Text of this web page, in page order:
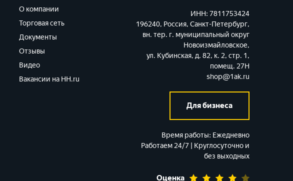
О компании
Торговая сеть
Документы
Отзывы
Видео
Вакансии на HH.ru
ИНН: 7811753424
196240, Россия, Санкт-Петербург,
вн. тер. г. муниципальный округ
Новоизмайловское,
ул. Кубинская, д. 82, к. 2, стр. 1,
помещ. 27Н
shop@1ak.ru
Для бизнеса
Время работы: Ежедневно
Работаем 24/7 | Круглосуточно и
без выходных
Оценка